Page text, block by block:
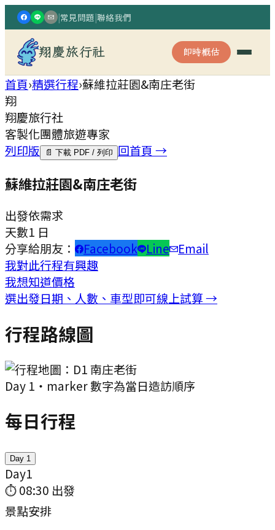
|常見問題|聯絡我們
翔慶旅行社 即時概估
首頁›精選行程›蘇維拉莊園&南庄老街
翔
翔慶旅行社
客製化團體旅遊專家
列印版
📄 下載 PDF / 列印 回首頁 →
蘇維拉莊園&南庄老街
出發依需求
天數1 日
分享給朋友：
Facebook Line
Email
我對此行程有興趣
我想知道價格
選出發日期、人數、車型即可線上試算 →
行程路線圖
Day 1 ・marker 數字為當日造訪順序
每日行程
Day 1
Day1
⏱08:30 出發
景點安排